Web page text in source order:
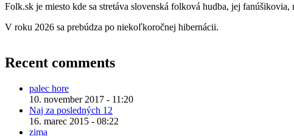
Folk.sk je miesto kde sa stretáva slovenská folková hudba, jej
V roku 2026 sa prebúdza po niekoľkoročnej hibernácii.
Recent comments
palec hore
10. november 2017 - 11:20
Naj za posledných 12
16. marec 2015 - 08:22
zima